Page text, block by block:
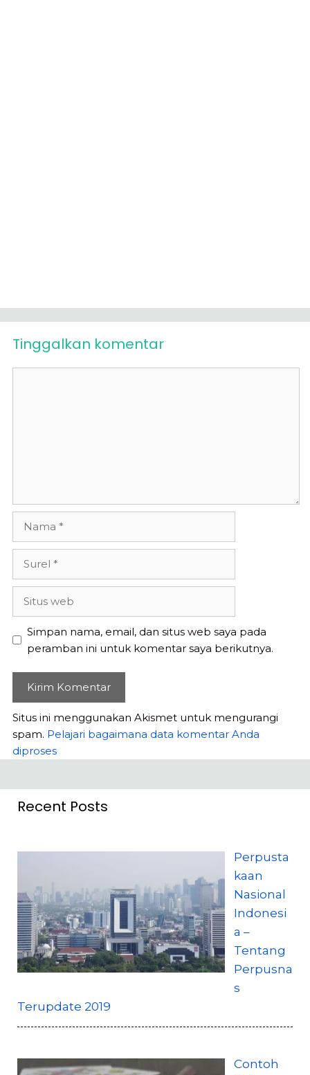
Tinggalkan komentar
Simpan nama, email, dan situs web saya pada
peramban ini untuk komentar saya berikutnya.
Situs ini menggunakan Akismet untuk mengurangi
spam. Pelajari bagaimana data komentar Anda
diproses
Recent Posts
Perpusta
kaan
Nasional
Indonesi
a –
Tentang
Perpusna
s
Terupdate 2019
Contoh